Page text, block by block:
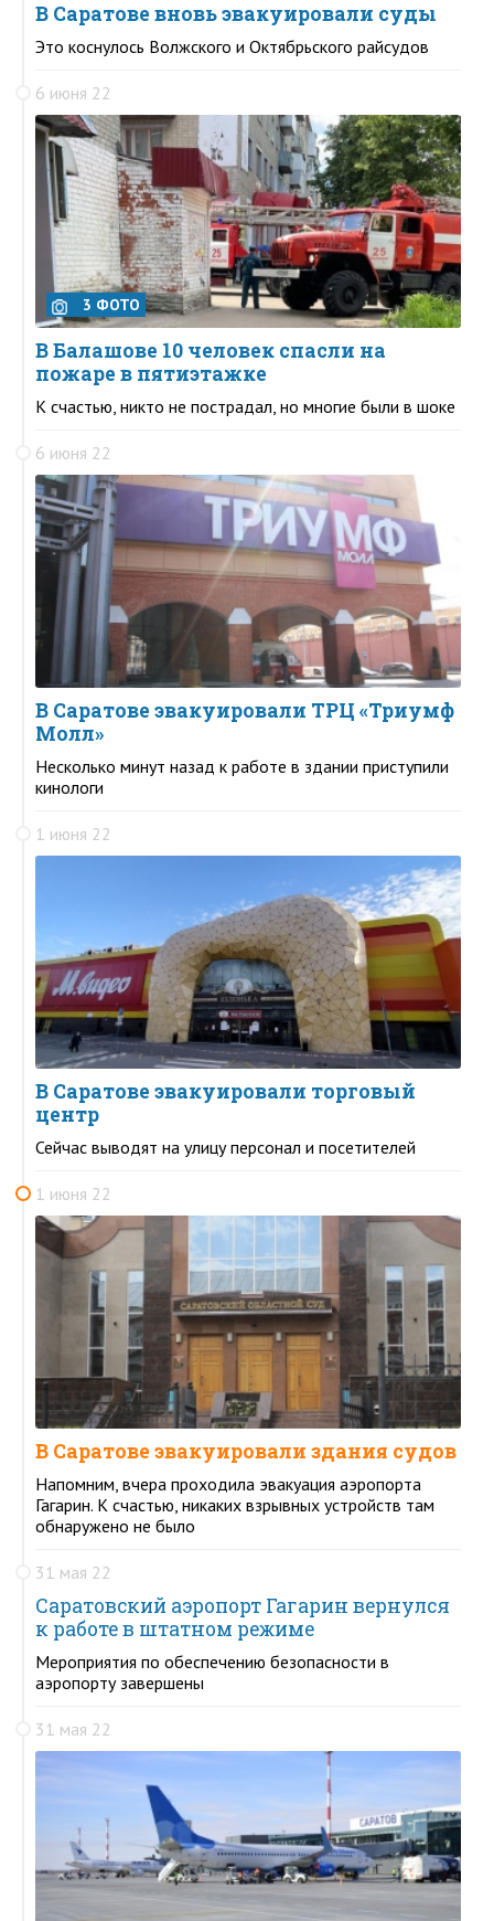
В Саратове вновь эвакуировали суды
Это коснулось Волжского и Октябрьского райсудов
6 июня 22
3 ФОТО
В Балашове 10 человек спасли на
пожаре в пятиэтажке
К счастью, никто не пострадал, но многие были в шоке
6 июня 22
В Саратове эвакуировали ТРЦ «Триумф
Молл»
Несколько минут назад к работе в здании приступили
кинологи
1 июня 22
В Саратове эвакуировали торговый
центр
Сейчас выводят на улицу персонал и посетителей
1 июня 22
В Саратове эвакуировали здания судов
Напомним, вчера проходила эвакуация аэропорта
Гагарин. К счастью, никаких взрывных устройств там
обнаружено не было
31 мая 22
Саратовский аэропорт Гагарин вернулся
к работе в штатном режиме
Мероприятия по обеспечению безопасности в
аэропорту завершены
31 мая 22